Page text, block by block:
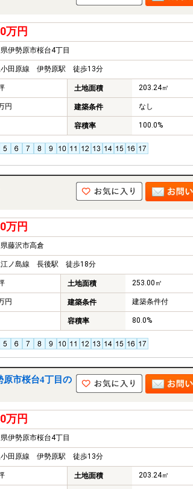
万円
伊勢原市桜台4丁目
小田原線 伊勢原駅 徒歩13分
土地面積 203.24㎡
円 建築条件 なし
容積率 100.0%
万円
藤沢市高倉
江ノ島線 長後駅 徒歩18分
土地面積 253.00㎡
円 建築条件 建築条件付
容積率 80.0%
市桜台4丁目の
万円
伊勢原市桜台4丁目
小田原線 伊勢原駅 徒歩13分
土地面積 203.24㎡